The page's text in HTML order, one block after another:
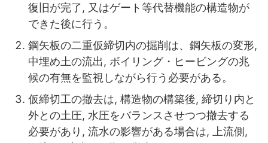
復旧が完了, 又はゲート等代替機能の構造物が
できた後に行う。
鋼矢板の二重仮締切内の掘削は、鋼矢板の変形,
中埋め土の流出, ボイリング・ヒービングの兆
候の有無を監視しながら行う必要がある。
仮締切工の撤去は, 構造物の構築後, 締切り内と
外との土圧, 水圧をバランスさせつつ撤去する
必要があり, 流水の影響がある場合は, 上流側,